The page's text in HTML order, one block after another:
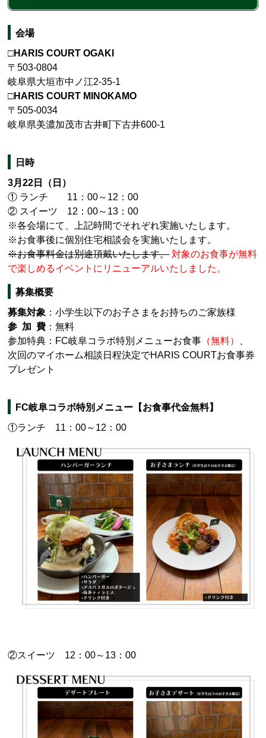
会場
□HARIS COURT OGAKI
〒503-0804
岐阜県大垣市中ノ江2-35-1
□HARIS COURT MINOKAMO
〒505-0034
岐阜県美濃加茂市古井町下古井600-1
日時
3月22日（日）
① ランチ 11：00～12：00
② スイーツ 12：00～13：00
※各会場にて、上記時間でそれぞれ実施いたします。
※お食事後に個別住宅相談会を実施いたします。
※お食事料金は別途頂戴いたします。対象のお食事が無料
で楽しめるイベントにリニューアルいたしました。
募集概要
募集対象 ：小学生以下のお子さまをお持ちのご家族様
参 加 費 ：無料
参加特典：FC岐阜コラボ特別メニューお食事 （無料）
次回のマイホーム相談日程決定でHARIS COURTお食事券
プレゼント
FC岐阜コラボ特別メニュー【お食事代金無料】
①ランチ 11：00～12：00
②スイーツ 12：00～13：00